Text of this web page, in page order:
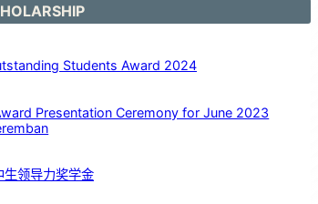
Students Award 2024
Presentation Ceremony for June 2023
生领导力奖学金